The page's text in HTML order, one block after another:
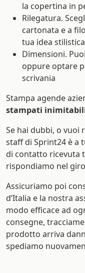
la copertina in
Rilegatura.
cartonata e a
tua idea stilistica
Dimensioni.
oppure optare
scrivania
Stampa agende
stampati
Se hai dubbi, o vuoi
staff di Sprint24 è a
di contatto ricevuta
rispondiamo nel
Assicuriamo poi
d’Italia e la nostra
modo efficace ad
consegne,
prodotto arriva
spediamo